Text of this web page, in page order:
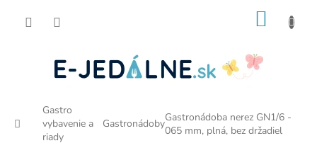
Domov
Gastro
vybavenie a
riady
GastronádobyGastronádoba nerez GN1/6 -
065 mm, plná, bez držadiel